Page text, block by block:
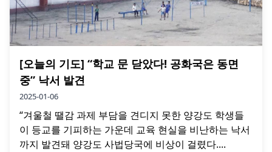
[오늘의 기도] “학교 문 닫았다! 공화국은 동면
중” 낙서 발견
2025-01-06
“겨울철 땔감 과제 부담을 견디지 못한 양강도 학생들
이 등교를 기피하는 가운데 교육 현실을 비난하는 낙서
까지 발견돼 양강도 사법당국에 비상이 걸렸다....